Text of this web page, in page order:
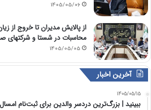
1405/05/06
از پالایش مدیران تا خروج از
محاسبات در شستا و شرکتهای
1405/05/05
آخرین اخبار
1405/05/15
ببینید | بزرگ‌ترین دردسر والدین برای ثبت‌نام